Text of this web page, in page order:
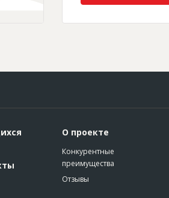
О проекте
Конкурентные
преимущества
Отзывы